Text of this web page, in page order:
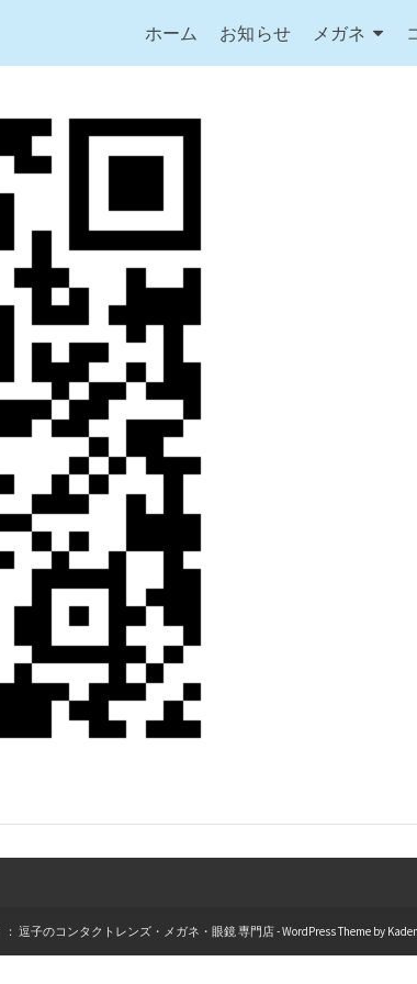
ホーム お知らせ メガネ
： 逗子のコンタクトレンズ・メガネ・眼鏡 専門店 - WordPress Theme by